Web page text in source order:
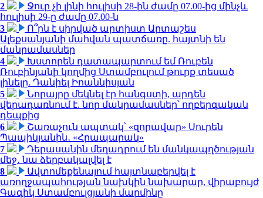
2
Ջուր չի լինի հուլիսի 28-ին ժամը 07.00-ից մինչև
հուլիսի 29-ը ժամը 07.00-ն
3
Ո՞րն է սիրված արտիստ Արտաշես
Ալեքսանյանի մահվան պատճառը. հայտնի են
մանրամասներ
4
Խստորեն դատապարտում եմ Ռուբեն
Ռուբինյանի կողմից Ստամբուլում թուրք տեսած
լինելը. Դանիել Իոաննիսյան
5
Նորայրը մեկնել էր հանգստի, արդեն
վերադառնում է. նոր մանրամասներ՝ ողբերգական
դեպքից
6
Շառաչուն ապտակ՝ «զորավար» Սուրեն
Պապիկյանին․ «Հրապարակ»
7
Դերասանին մեղադրում են մանկապղծության
մեջ․ նա ձերբակալվել է
8
Ավտոմեքենայում հայտնաբերվել է
առողջապահության նախկին նախարար, վիրաբույժ
Գագիկ Ստամբուլցյանի մարմինը